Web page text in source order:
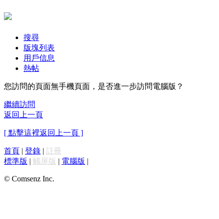
搜尋
版塊列表
用戶信息
熱帖
您訪問的頁面無手機頁面，是否進一步訪問電腦版？
繼續訪問
返回上一頁
[ 點擊這裡返回上一頁 ]
首頁 | 登錄 | 註冊
標準版 | 觸屏版 | 電腦版 |
© Comsenz Inc.